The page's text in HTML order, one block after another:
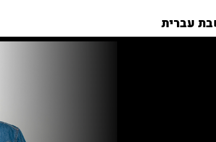
עברית